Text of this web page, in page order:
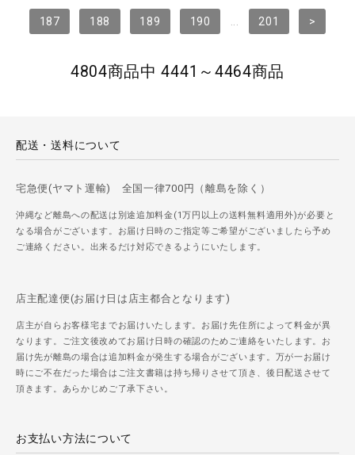
187 188 189 190 201 >
4804商品中 4441～4464商品
配送・送料について
宅急便(ヤマト運輸) 全国一律700円（離島を除く）
沖縄など離島への配送は別途追加料金(1万円以上の送料無料適用外)が必要と
なる場合がございます。お届け日時のご指定等ご希望がございましたら予め
ご連絡ください。出来るだけ対応できるようにいたします。
店主配達便(お届け日は店主都合となります)
店主が自らお客様宅までお届けいたします。お届け先住所によって料金が異
なります。ご注文後改めてお届け日時の確認のためご連絡をいたします。お
届け先が離島の場合は追加料金が発生する場合がございます。万が一お届け
時にご不在だった場合はご注文書籍は持ち帰りさせて頂き、後日配送させて
頂きます。あらかじめご了承下さい。
お支払い方法について